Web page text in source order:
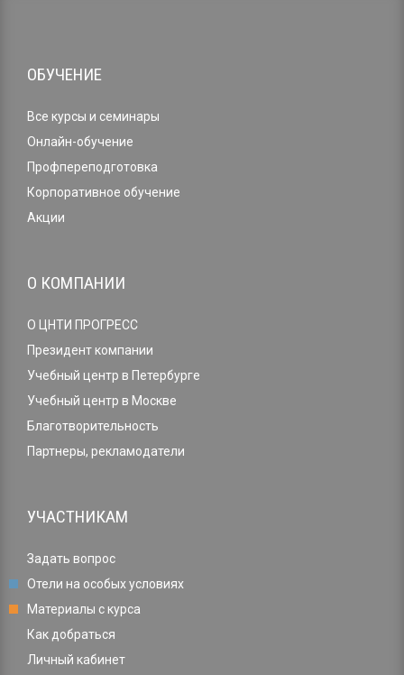
ОБУЧЕНИЕ
Все курсы и семинары
Онлайн-обучение
Профпереподготовка
Корпоративное обучение
Акции
О КОМПАНИИ
О ЦНТИ ПРОГРЕСС
Президент компании
Учебный центр в Петербурге
Учебный центр в Москве
Благотворительность
Партнеры, рекламодатели
УЧАСТНИКАМ
Задать вопрос
Отели на особых условиях
Материалы с курса
Как добраться
Личный кабинет